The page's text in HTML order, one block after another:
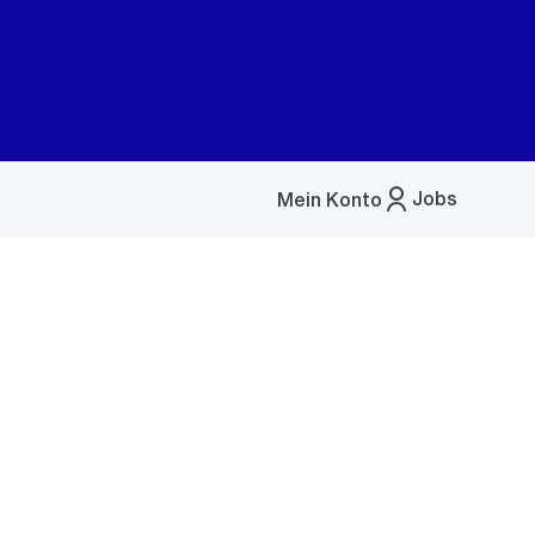
Jobs
Mein Konto
Menü